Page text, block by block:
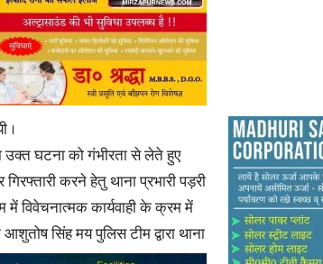
।
उक्त घटना को गंभीरता से लेते हुए
करने हेतु थाना प्रभारी पड़री
विवेचनात्मक कार्यवाही के क्रम में
आशुतोष सिंह मय पुलिस टीम द्वारा थाना